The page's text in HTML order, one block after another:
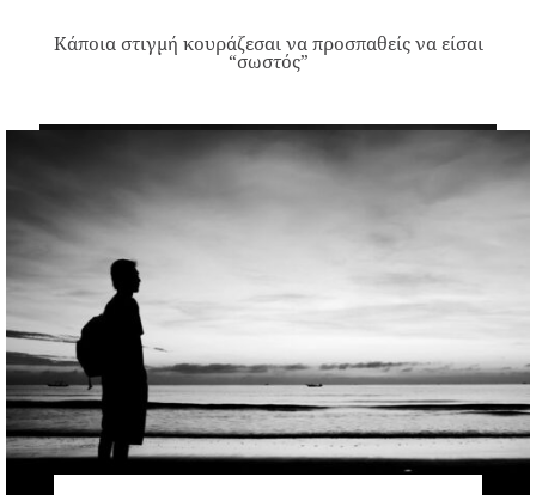
Κάποια στιγμή κουράζεσαι να προσπαθείς να είσαι
“σωστός”